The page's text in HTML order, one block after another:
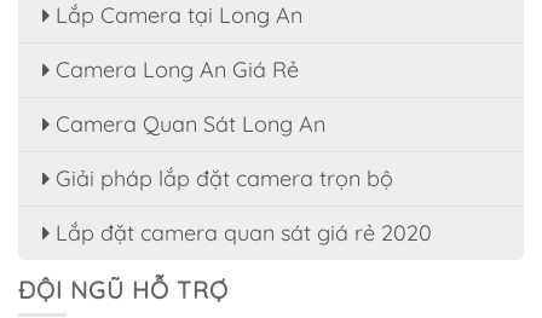
Lắp Camera tại Long An
Camera Long An Giá Rẻ
Camera Quan Sát Long An
Giải pháp lắp đặt camera trọn bộ
Lắp đặt camera quan sát giá rẻ 2020
ĐỘI NGŨ HỖ TRỢ